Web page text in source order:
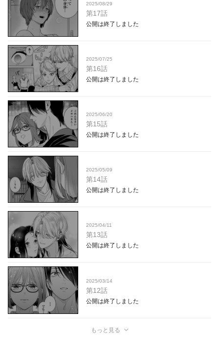
2025/08/29
第17話
公開は終了しました
2025/07/25
第16話
公開は終了しました
2025/06/20
第15話
公開は終了しました
2025/05/09
第14話
公開は終了しました
2025/04/11
第13話
公開は終了しました
2025/03/14
第12話
公開は終了しました
もっと見る